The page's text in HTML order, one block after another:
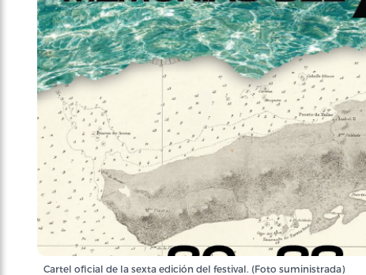
Cartel oficial de la sexta edición del festival. (Foto suministrada)